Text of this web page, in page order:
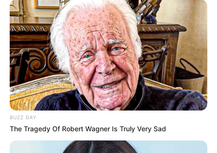
Kyffhäuser Denkmal
Im Kyffhäusergebirge steht ein Monument
zur Erinnerung an Kaiser Wilhelm I.
(Kaiser der Deutschen Einheit von 1871),
neben den Ruinen der Burg des sagenhaften Kaiser
Barbarossa.
Kurbereich Bad Frankenhausen
Im Herzen der seit dem Mittelalter
historischen Quellgrund ein attraktiver
Kurbereich mit Parkanlagen, Solebad und weiteren
BUZZ DAY
The Tragedy Of Robert Wagner Is Truly Very Sad